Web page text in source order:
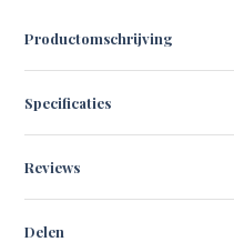
Productomschrijving
Specificaties
Reviews
Delen